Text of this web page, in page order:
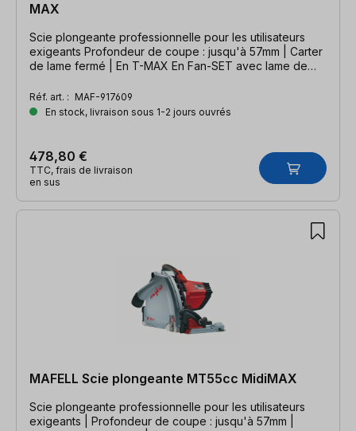
MAX
Scie plongeante professionnelle pour les utilisateurs
exigeants Profondeur de coupe : jusqu'à 57mm | Carter
de lame fermé | En T-MAX En Fan-SET avec lame de
Réf. art. : MAF-917609
En stock, livraison sous 1-2 jours ouvrés
478,80 €
TTC, frais de livraison
en sus
MAFELL Scie plongeante MT55cc MidiMAX
Scie plongeante professionnelle pour les utilisateurs
exigeants | Profondeur de coupe : jusqu'à 57mm |